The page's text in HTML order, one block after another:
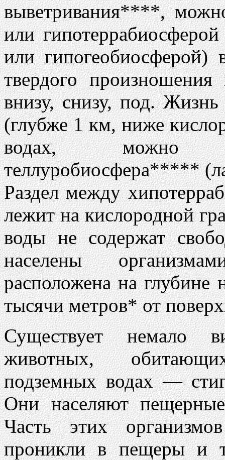
выветривания****,
или
или гипогеобиосферой)
твердого
внизу, снизу, под.
(глубже 1 км, ниже
водах, можно
теллуробиосфера*****
Раздел между
лежит на кислородной
воды не содержат
населены
расположена на глубине
тысячи метров* от
Существует немало
животных,
подземных водах —
Они населяют
Часть этих
проникли в пещеры и